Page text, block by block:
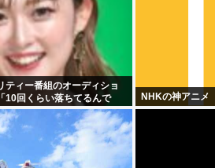
ティー番組のオーディショ
10回くらい落ちてるんで
NHKの神アニメ